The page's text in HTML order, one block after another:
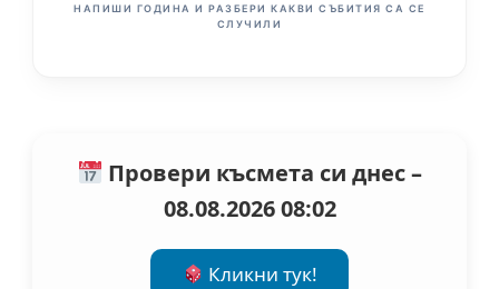
НАПИШИ ГОДИНА И РАЗБЕРИ КАКВИ СЪБИТИЯ СА СЕ
СЛУЧИЛИ
Провери късмета си днес –
08.08.2026 08:02
Кликни тук!